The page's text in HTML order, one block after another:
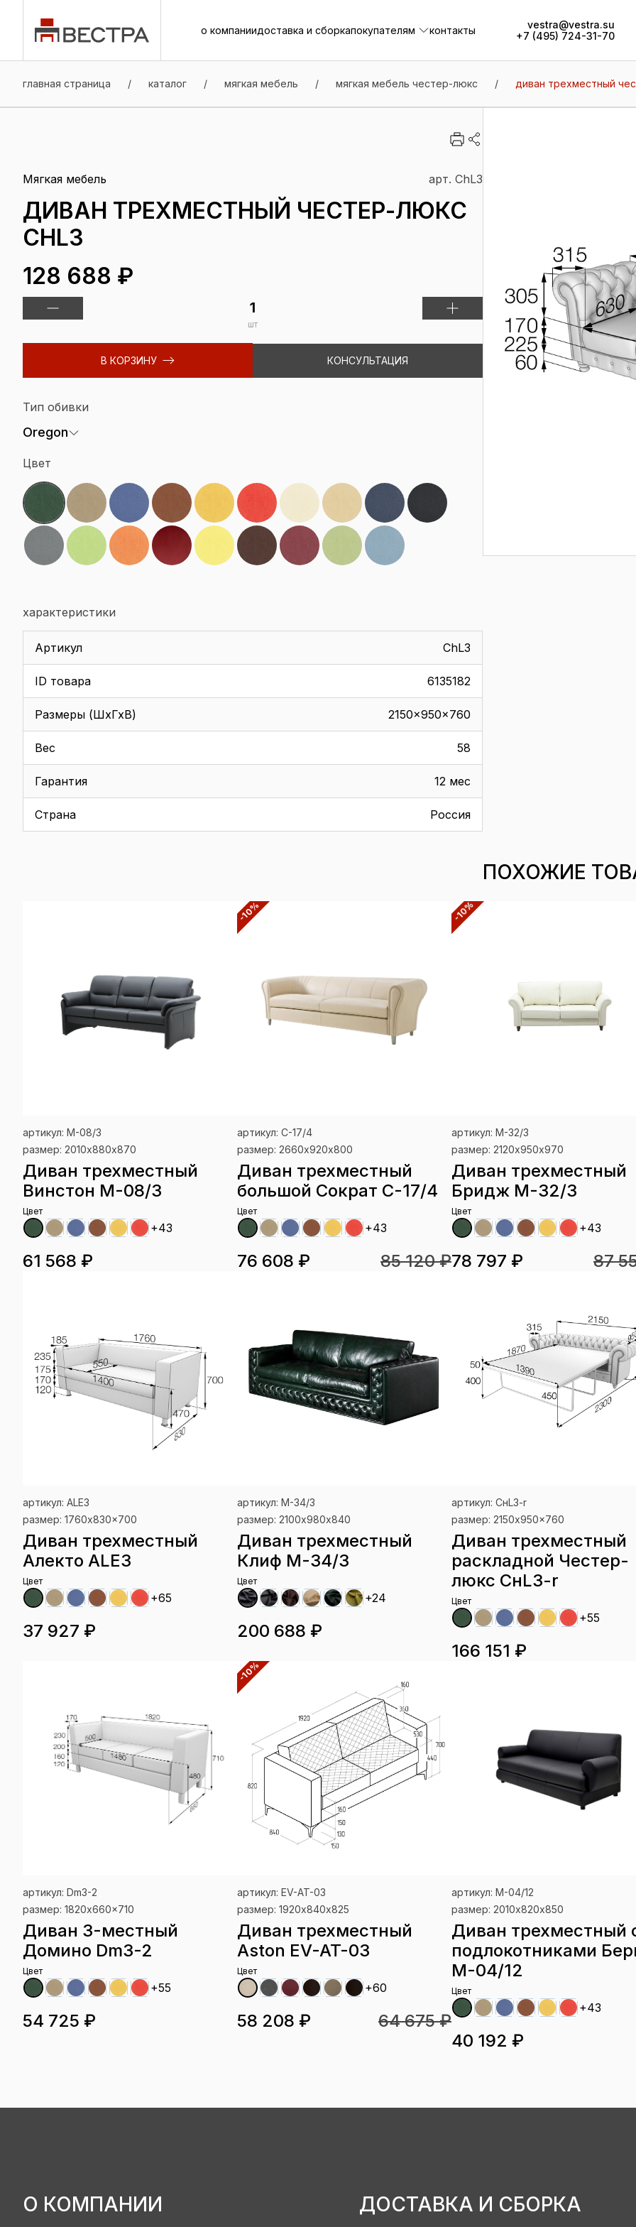
о компаниидоставка и сборкапокупателям
контакты
vestra@vestra.su
+7 (495) 724-31-70
главная страница / каталог / мягкая мебель / мягкая мебель честер-люкс / диван трехместный
Мягкая мебель арт. СhL3
ДИВАН ТРЕХМЕСТНЫЙ ЧЕСТЕР-ЛЮКС
СHL3
128 688 ₽
шт
В КОРЗИНУ КОНСУЛЬТАЦИЯ
Тип обивки
Oregon
Цвет
характеристики
Артикул СhL3
ID товара 6135182
Размеры (ШхГхВ) 2150x950x760
Вес 58
Гарантия 12 мес
Страна Россия
ПОХОЖИЕ
артикул: М-08/3
размер: 2010х880х870
Диван трехместный
Винстон М-08/3
Цвет
+43
61 568 ₽
-10%
артикул: С-17/4
размер: 2660х920х800
Диван трехместный
большой Сократ С-17/4
Цвет
+43
76 608 ₽ 85 120 ₽
-10%
артикул: М-32/3
размер: 2120х950х970
Диван трехместный
Бридж М-32/3
Цвет
+43
78 797 ₽ 87
артикул: ALE3
размер: 1760x830x700
Диван трехместный
Алекто ALE3
Цвет
+65
37 927 ₽
артикул: М-34/3
размер: 2100х980х840
Диван трехместный
Клиф М-34/3
Цвет
+24
200 688 ₽
артикул: СнL3-r
размер: 2150x950x760
Диван трехместный
раскладной Честер-
люкс СнL3-r
Цвет
+55
166 151 ₽
артикул: Dm3-2
размер: 1820x660x710
Диван 3-местный
Домино Dm3-2
Цвет
+55
54 725 ₽
-10%
артикул: EV-AT-03
размер: 1920х840х825
Диван трехместный
Aston EV-AT-03
Цвет
+60
58 208 ₽ 64 675 ₽
артикул: М-04/12
размер: 2010х820х850
Диван трехместный
подлокотниками
М-04/12
Цвет
+43
40 192 ₽
О КОМПАНИИ ДОСТАВКА И СБОРКА